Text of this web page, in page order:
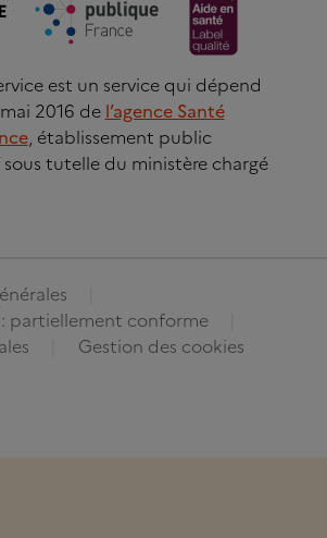
est un service qui dépend
2016 de l’agence Santé
, établissement public
tutelle du ministère chargé
partiellement conforme
Gestion des cookies